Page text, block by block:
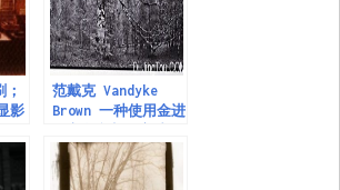
影
范戴克 Vandyke
Brown 一种使用金进